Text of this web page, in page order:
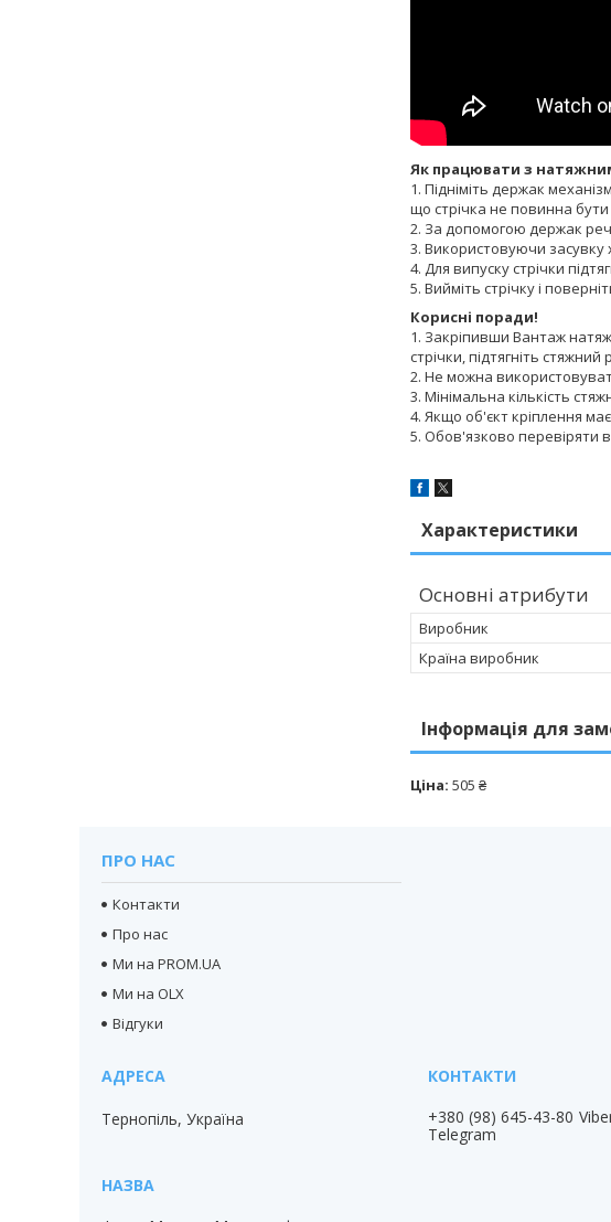
Як працювати з
1. Підніміть держак
що стрічка не повинна бути
2. За допомогою держак
3. Використовуючи засувку
4. Для випуску стрічки
5. Вийміть стрічку і
Корисні поради!
1. Закріпивши Вантаж
стрічки, підтягніть стяжний
2. Не можна
3. Мінімальна кількість
4. Якщо об'єкт кріплення
5. Обов'язково перевіряти
Характеристики
Основні атрибути
Виробник
Країна виробник
Інформація для
Ціна: 505 ₴
ПРО НАС
Контакти
Про нас
Ми на PROM.UA
Ми на OLX
Відгуки
Тернопіль, Україна +380 (98) 645-43-80
Telegram